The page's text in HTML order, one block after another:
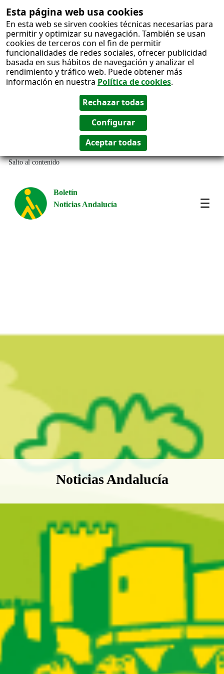
Esta página web usa cookies
En esta web se sirven cookies técnicas necesarias para
permitir y optimizar su navegación. También se usan
cookies de terceros con el fin de permitir
funcionalidades de redes sociales, ofrecer publicidad
basada en sus hábitos de navegación y analizar el
rendimiento y tráfico web. Puede obtener más
información en nuestra Política de cookies.
Salto al contenido
Boletín
Noticias Andalucía
Boletín Noticias Andalucía
Noticias Andalucía